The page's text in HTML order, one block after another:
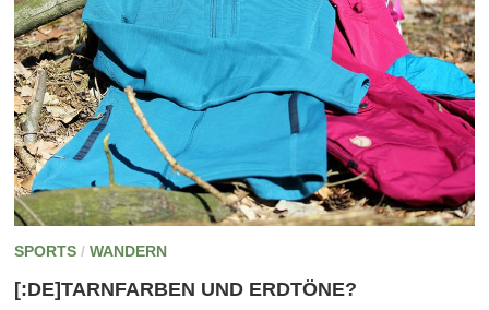
SPORTS/ WANDERN
[:DE]TARNFARBEN UND ERDTÖNE?